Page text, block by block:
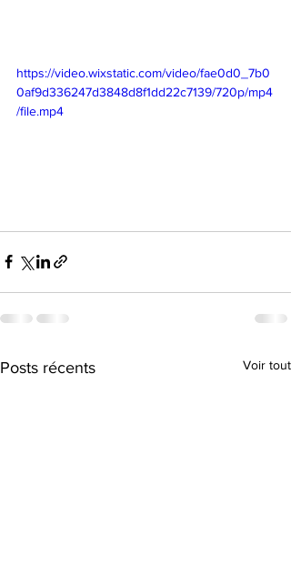
https://video.wixstatic.com/video/fae0d0_7b0
0af9d336247d3848d8f1dd22c7139/720p/mp4
/file.mp4
Posts récents Voir tout